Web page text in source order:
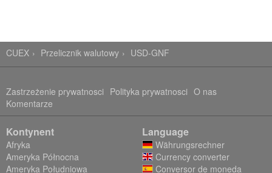
CUEX Przelicznik walutowy USD-GNF
Zastrzeżenie prywatnosci Polityka prywatnosci O nas
Komentarze
Kontynent
Afryka
Ameryka Północna
Ameryka Południowa
Language
Währungsrechner
Currency converter
Conversor de moneda